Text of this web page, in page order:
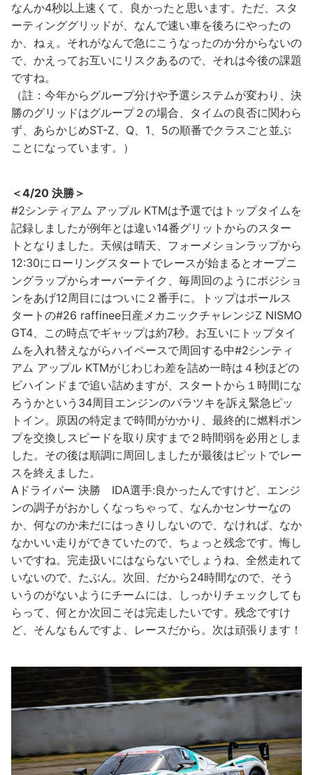
なんか4秒以上速くて、良かったと思います。ただ、スタ
ーティンググリッドが、なんで速い車を後ろにやったの
か、ねぇ。それがなんで急にこうなったのか分からないの
で、かえってお互いにリスクあるので、それは今後の課題
ですね。
（註：今年からグループ分けや予選システムが変わり、決
勝のグリッドはグループ２の場合、タイムの良否に関わら
ず、あらかじめST-Z、Q、1、5の順番でクラスごと並ぶ
ことになっています。）
＜4/20 決勝＞
#2シンティアム アップル KTMは予選ではトップタイムを
記録しましたが例年とは違い14番グリットからのスター
トとなりました。天候は晴天、フォーメションラップから
12:30にローリングスタートでレースが始まるとオープニ
ングラップからオーバーテイク、毎周回のようにポジショ
ンをあげ12周目にはついに２番手に。トップはポールス
タートの#26 raffinee日産メカニックチャレンジZ NISMO
GT4、この時点でギャップは約7秒。お互いにトップタイ
ムを入れ替えながらハイペースで周回する中#2シンティ
アム アップル KTMがじわじわ差を詰め一時は４秒ほどの
ビハインドまで追い詰めますが、スタートから１時間にな
ろうかという34周目エンジンのバラツキを訴え緊急ピッ
トイン。原因の特定まで時間がかかり、最終的に燃料ポン
プを交換しスピードを取り戻すまで２時間弱を必用としま
した。その後は順調に周回しましたが最後はピットでレー
スを終えました。
Aドライバー 決勝 IDA選手:良かったんですけど、エンジ
ンの調子がおかしくなっちゃって、なんかセンサーなの
か、何なのか未だにはっきりしないので、なければ、なか
なかいい走りができていたので、ちょっと残念です。悔し
いですね。完走扱いにはならないでしょうね、全然走れて
いないので、たぶん。次回、だから24時間なので、そう
いうのがないようにチームには、しっかりチェックしても
らって、何とか次回こそは完走したいです。残念ですけ
ど、そんなもんですよ、レースだから。次は頑張ります！